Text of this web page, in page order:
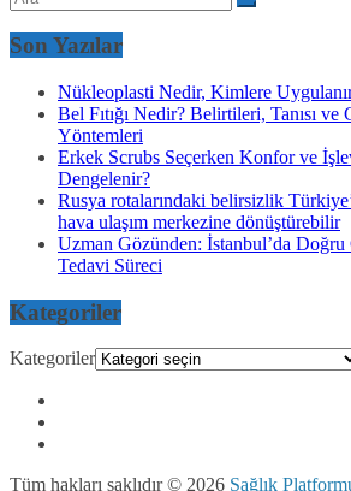
Son Yazılar
Nükleoplasti Nedir, Kimlere
Bel Fıtığı Nedir? Belirtileri, Tanısı ve
Yöntemleri
Erkek Scrubs Seçerken Konfor ve
Dengelenir?
Rusya rotalarındaki belirsizlik
hava ulaşım merkezine dönüştürebilir
Uzman Gözünden: İstanbul’da
Tedavi Süreci
Kategoriler
Kategoriler
Tüm hakları saklıdır © 2026 Sağlık